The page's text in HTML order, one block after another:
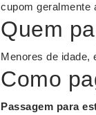
cupom geralmente
Quem
Menores de idade,
Como
Passagem para